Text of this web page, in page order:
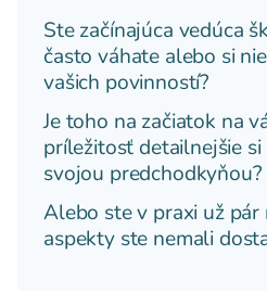
Ste začínajúca vedúca
často váhate alebo si
vašich povinností?
Je toho na začiatok na
príležitosť detailnejšie
svojou predchodkyňou?
Alebo ste v praxi už
aspekty ste nemali